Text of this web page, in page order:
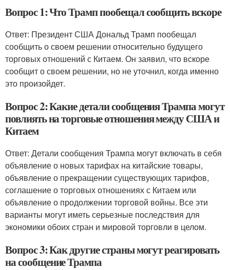
Вопрос 1: Что Трамп пообещал сообщить вскоре
Ответ: Президент США Дональд Трамп пообещал
сообщить о своем решении относительно будущего
торговых отношений с Китаем. Он заявил, что вскоре
сообщит о своем решении, но не уточнил, когда именно
это произойдет.
Вопрос 2: Какие детали сообщения Трампа могут
повлиять на торговые отношения между США и
Китаем
Ответ: Детали сообщения Трампа могут включать в себя
объявление о новых тарифах на китайские товары,
объявление о прекращении существующих тарифов,
соглашение о торговых отношениях с Китаем или
объявление о продолжении торговой войны. Все эти
варианты могут иметь серьезные последствия для
экономики обоих стран и мировой торговли в целом.
Вопрос 3: Как другие страны могут реагировать
на сообщение Трампа